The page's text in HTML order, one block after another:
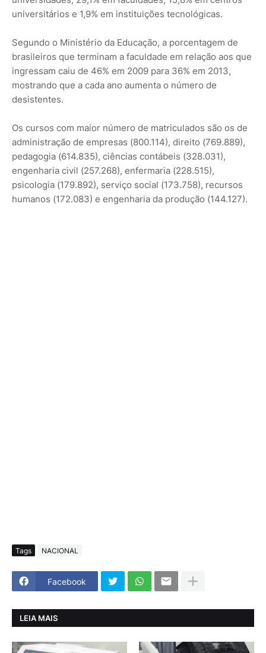
universitários e 1,9% em instituições tecnológicas.
Segundo o Ministério da Educação, a porcentagem de
brasileiros que terminam a faculdade em relação aos que
ingressam caiu de 46% em 2009 para 36% em 2013,
mostrando que a cada ano aumenta o número de
desistentes.
Os cursos com maior número de matriculados são os de
administração de empresas (800.114), direito (769.889),
pedagogia (614.835), ciências contábeis (328.031),
engenharia civil (257.268), enfermaria (228.515),
psicologia (179.892), serviço social (173.758), recursos
humanos (172.083) e engenharia da produção (144.127).
Tags NACIONAL
Facebook
LEIA MAIS